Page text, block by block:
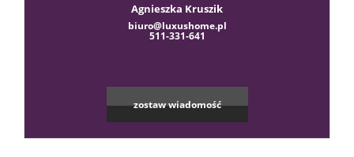
Agnieszka Kruszik
biuro@luxushome.pl
511-331-641
zostaw wiadomość